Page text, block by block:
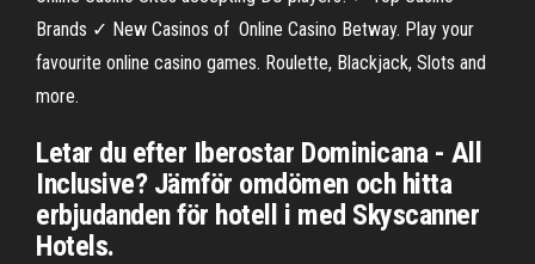
Brands ✓ New Casinos of Online Casino Betway. Play your
favourite online casino games. Roulette, Blackjack, Slots and
more.
Letar du efter Iberostar Dominicana - All
Inclusive? Jämför omdömen och hitta
erbjudanden för hotell i med Skyscanner
Hotels.